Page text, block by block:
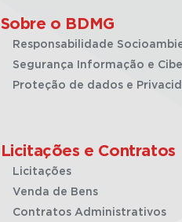
Sobre o BDMG
Responsabilidade
Segurança Informação e
Proteção de dados e
Licitações e Contratos
Licitações
Venda de Bens
Contratos Administrativos